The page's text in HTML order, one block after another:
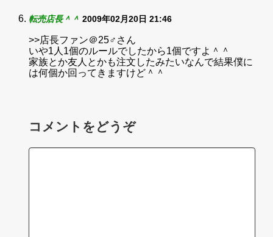
転売店長＾＾ 2009年02月20日 21:46
>>店長ファン＠25♂さん
いや1人1個のルールでしたから1個ですよ＾＾
家族とか友人とかも注文したみたいなんで結果僕に
は何個か回ってきますけど＾＾
コメントをどうぞ